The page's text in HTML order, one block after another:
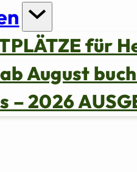
für
August
2026